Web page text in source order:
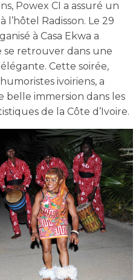
Powex CI a assuré un
Radisson. Le 29
à Casa Ekwa a
se retrouver dans une
Cette soirée,
ivoiriens, a
immersion dans les
de la Côte d’Ivoire.